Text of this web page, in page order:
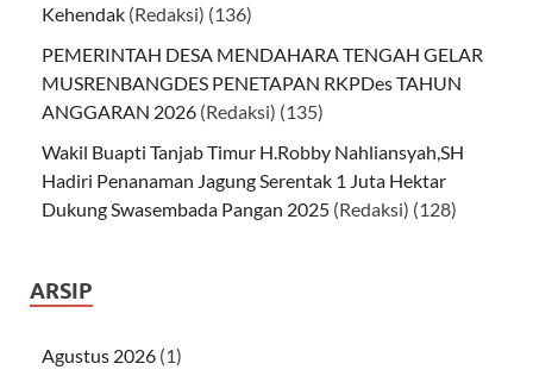
Kehendak (Redaksi) (136)
PEMERINTAH DESA MENDAHARA TENGAH GELAR
MUSRENBANGDES PENETAPAN RKPDes TAHUN
ANGGARAN 2026 (Redaksi) (135)
Wakil Buapti Tanjab Timur H.Robby Nahliansyah,SH
Hadiri Penanaman Jagung Serentak 1 Juta Hektar
Dukung Swasembada Pangan 2025 (Redaksi) (128)
ARSIP
Agustus 2026 (1)